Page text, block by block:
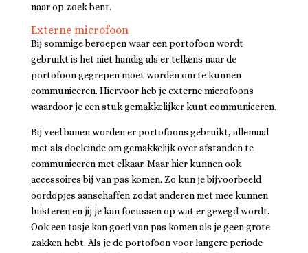
naar op zoek bent.
Externe microfoon
Bij sommige beroepen waar een portofoon wordt
gebruikt is het niet handig als er telkens naar de
portofoon gegrepen moet worden om te kunnen
communiceren. Hiervoor heb je externe microfoons
waardoor je een stuk gemakkelijker kunt communiceren.
Bij veel banen worden er portofoons gebruikt, allemaal
met als doeleinde om gemakkelijk over afstanden te
communiceren met elkaar. Maar hier kunnen ook
accessoires bij van pas komen. Zo kun je bijvoorbeeld
oordopjes aanschaffen zodat anderen niet mee kunnen
luisteren en jij je kan focussen op wat er gezegd wordt.
Ook een tasje kan goed van pas komen als je geen grote
zakken hebt. Als je de portofoon voor langere periode